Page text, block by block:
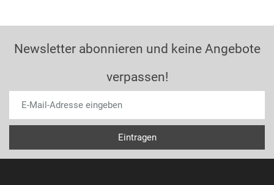
Newsletter abonnieren und keine Angebote
verpassen!